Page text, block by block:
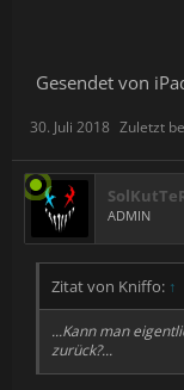
Gesendet von
30. Juli 2018 Zuletzt
ADMIN
Zitat von Kniffo: ↑
...Kann man
zurück?...